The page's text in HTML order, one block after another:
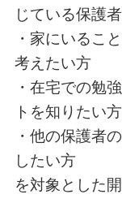
じている保護
・家にいるこ
考えたい方
・在宅での勉
トを知りたい方
・他の保護者
したい方
を対象とした